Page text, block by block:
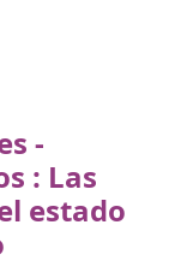
-
: Las
estado